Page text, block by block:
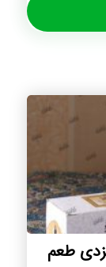
طعم